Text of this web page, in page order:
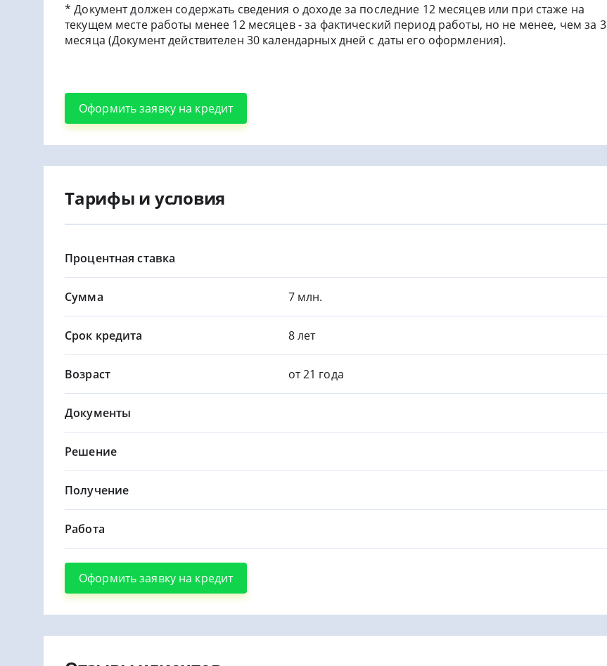
* Документ должен содержать сведения о доходе за последние 12 месяцев или при стаже на
текущем месте работы менее 12 месяцев - за фактический период работы, но не менее, чем за 3
месяца (Документ действителен 30 календарных дней с даты его оформления).
Оформить заявку на кредит
Тарифы и условия
Процентная ставка
Сумма 7 млн.
Срок кредита 8 лет
Возраст от 21 года
Документы
Решение
Получение
Работа
Оформить заявку на кредит